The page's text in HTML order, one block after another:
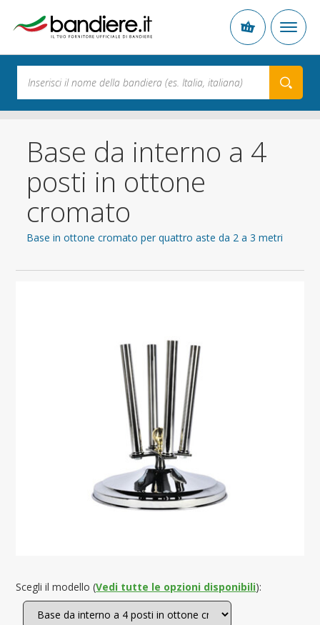
Base da interno a 4
posti in ottone
cromato
Base in ottone cromato per quattro aste da 2 a 3 metri
Scegli il modello (Vedi tutte le opzioni disponibili):